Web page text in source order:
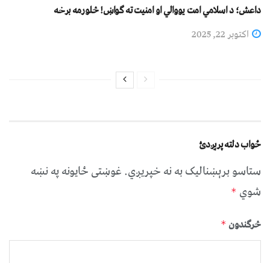
داعش؛ د اسلامي امت یووالي او امنیت ته ګواښ! څلورمه برخه
اکتوبر 22, 2025
ځواب دلته پرېږدئ
ستاسو برېښناليک به نه خپريږي.غوښتى ځایونه په نښه
شوي *
څرگندون *